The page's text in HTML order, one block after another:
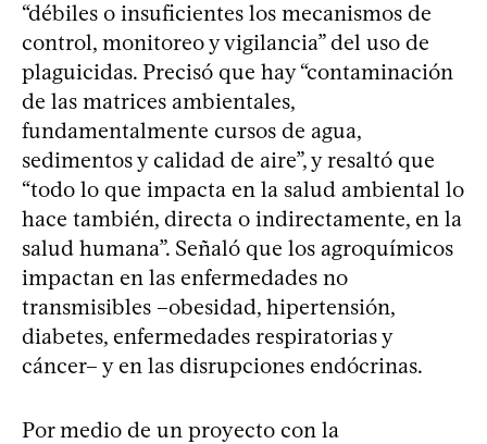
“débiles o insuficientes los mecanismos de
control, monitoreo y vigilancia” del uso de
plaguicidas. Precisó que hay “contaminación
de las matrices ambientales,
fundamentalmente cursos de agua,
sedimentos y calidad de aire”, y resaltó que
“todo lo que impacta en la salud ambiental lo
hace también, directa o indirectamente, en la
salud humana”. Señaló que los agroquímicos
impactan en las enfermedades no
transmisibles –obesidad, hipertensión,
diabetes, enfermedades respiratorias y
cáncer– y en las disrupciones endócrinas.
Por medio de un proyecto con la